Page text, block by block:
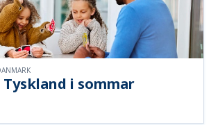
i sommar